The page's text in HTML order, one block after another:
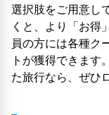
選択肢をご用意し
くと、より「お得
員の方には各種ク
トが獲得できます
た旅行なら、ぜひ